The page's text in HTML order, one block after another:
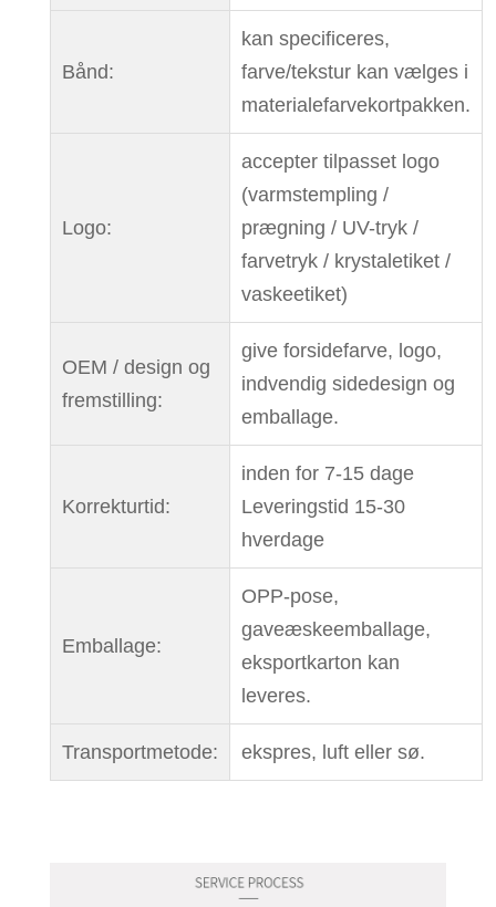
Bånd:
kan specificeres,
farve/tekstur kan vælges i
materialefarvekortpakken.
Logo:
accepter tilpasset logo
(varmstempling /
prægning / UV-tryk /
farvetryk / krystaletiket /
vaskeetiket)
OEM / design og
fremstilling:
give forsidefarve, logo,
indvendig sidedesign og
emballage.
Korrekturtid:
inden for 7-15 dage
Leveringstid 15-30
hverdage
Emballage:
OPP-pose,
gaveæskeemballage,
eksportkarton kan
leveres.
Transportmetode: ekspres, luft eller sø.